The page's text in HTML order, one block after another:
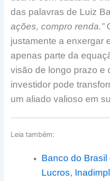
das palavras de Luiz
ações, compro renda.”
justamente a enxergar
apenas parte da
visão de longo prazo e
investidor pode
um aliado valioso em
Leia também:
Banco do
Lucros,